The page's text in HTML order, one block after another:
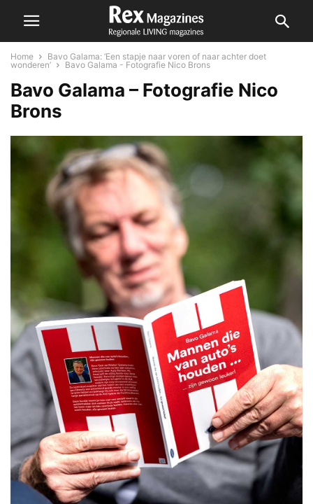
Home
Bavo Galama: ‘Een stapje naar voren of naar achter doet
wonderen’
Bavo Galama - Fotografie Nico Brons
Bavo Galama – Fotografie Nico
Brons